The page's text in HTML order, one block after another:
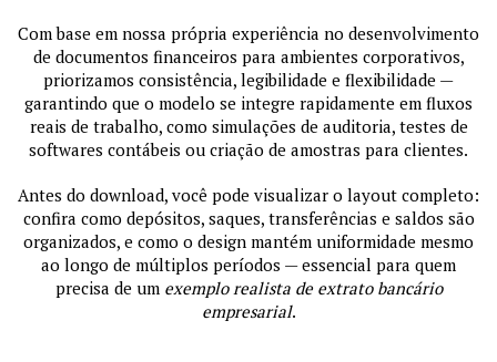
Com base em nossa própria experiência no desenvolvimento
de documentos financeiros para ambientes corporativos,
priorizamos consistência, legibilidade e flexibilidade —
garantindo que o modelo se integre rapidamente em fluxos
reais de trabalho, como simulações de auditoria, testes de
softwares contábeis ou criação de amostras para clientes.
Antes do download, você pode visualizar o layout completo:
confira como depósitos, saques, transferências e saldos são
organizados, e como o design mantém uniformidade mesmo
ao longo de múltiplos períodos — essencial para quem
precisa de um exemplo realista de extrato bancário
empresarial.